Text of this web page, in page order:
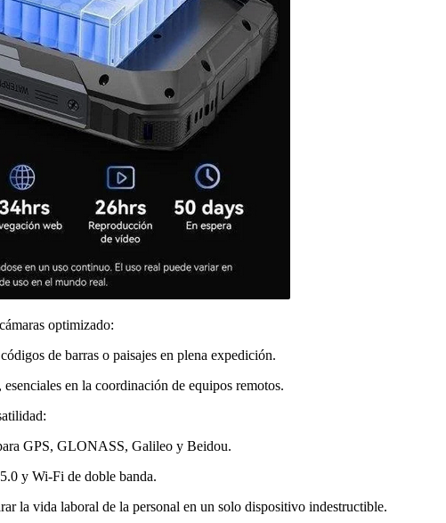
optimizado:
de barras o paisajes en plena expedición.
en la coordinación de equipos remotos.
GPS, GLONASS, Galileo y Beidou.
y Wi-Fi de doble banda.
la vida laboral de la personal en un solo dispositivo indestructible.